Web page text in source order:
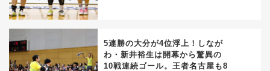
5連勝の大分が4位浮上！しなが
わ・新井裕生は開幕から驚異の
10戦連続ゴール。王者名古屋も8